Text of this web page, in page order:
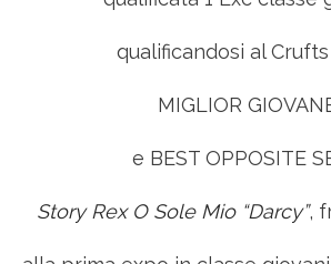
qualificandosi al Crufts
MIGLIOR
e BEST OPPOSITE
Story Rex O Sole Mio “Darcy”,